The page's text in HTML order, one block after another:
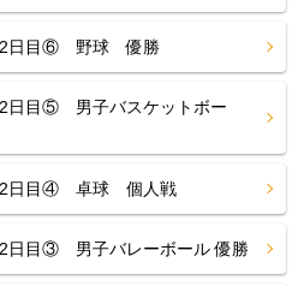
2日目⑥ 野球 優勝
日目⑤ 男子バスケットボー
2日目④ 卓球 個人戦
日目③ 男子バレーボール 優勝